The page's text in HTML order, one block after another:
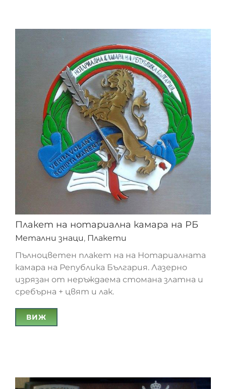
Плакет на нотариална камара на РБ
Плакет на нотариална камара на РБ
Метални знаци, Плакети
Пълноцветен плакет на на Нотариалната
камара на Република България. Лазерно
изрязан от неръждаема стомана златна и
сребърна + цвят и лак.
ВИЖ